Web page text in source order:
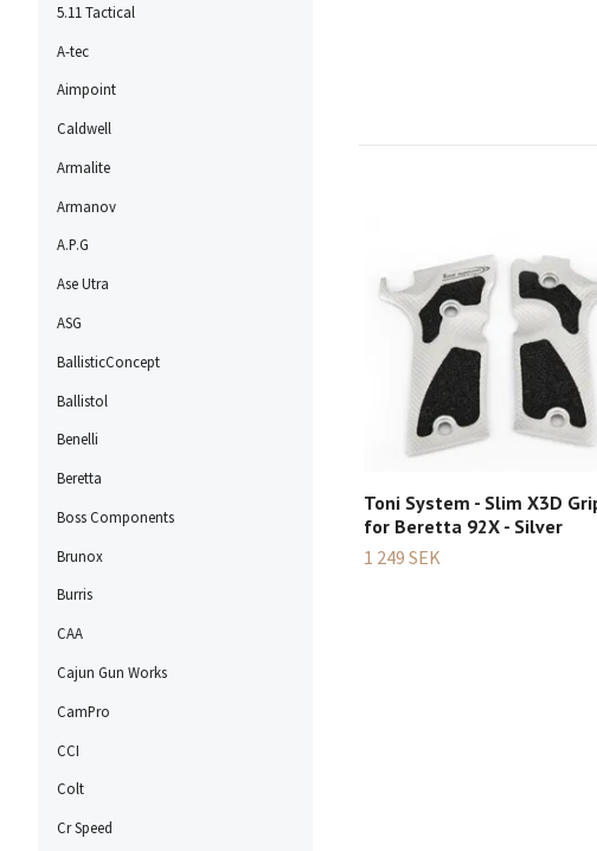
5.11 Tactical
A-tec
Aimpoint
Caldwell
Armalite
Armanov
A.P.G
Ase Utra
ASG
BallisticConcept
Ballistol
Benelli
Beretta
Boss Components
Brunox
Burris
CAA
Cajun Gun Works
CamPro
CCI
Colt
Cr Speed
Toni System - Slim X3D
for Beretta 92X - Silver
1 249 SEK